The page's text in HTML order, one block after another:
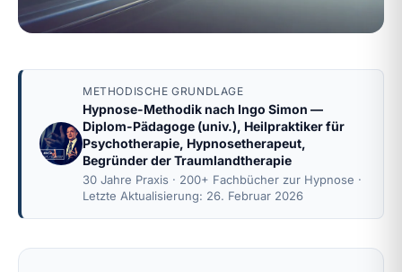
METHODISCHE GRUNDLAGE
Hypnose-Methodik nach Ingo Simon —
Diplom-Pädagoge (univ.), Heilpraktiker für
Psychotherapie, Hypnosetherapeut,
Begründer der Traumlandtherapie
30 Jahre Praxis · 200+ Fachbücher zur Hypnose ·
Letzte Aktualisierung: 26. Februar 2026